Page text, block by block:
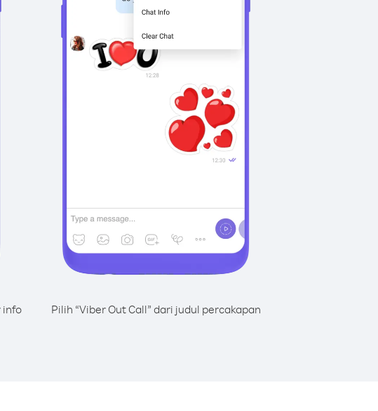
info
Pilih “Viber Out Call” dari judul percakapan